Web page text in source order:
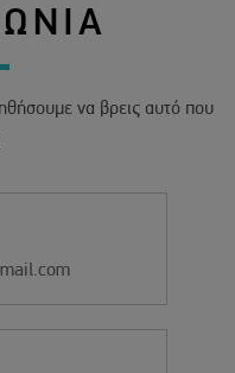
να βρεις αυτό που